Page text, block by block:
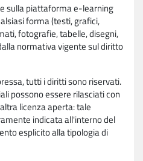
sulla piattaforma e-learning
forma (testi, grafici,
fotografie, tabelle, disegni,
normativa vigente sul diritto
tutti i diritti sono riservati.
possono essere rilasciati con
licenza aperta: tale
indicata all'interno del
esplicito alla tipologia di